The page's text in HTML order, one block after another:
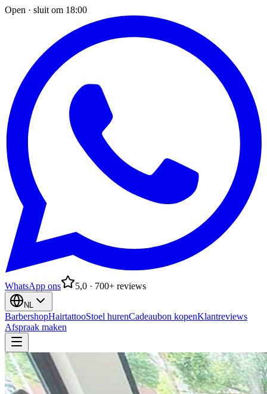
Open · sluit om 18:00
WhatsApp ons 5,0 · 700+ reviews
NL
BarbershopHairtattooStoel hurenCadeaubon kopenKlantreviews
Afspraak maken